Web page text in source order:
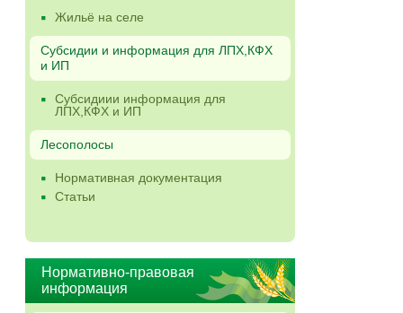
Жильё на селе
Субсидии и информация для ЛПХ,КФХ
и ИП
Субсидиии информация для
ЛПХ,КФХ и ИП
Лесополосы
Нормативная документация
Статьи
Нормативно-правовая
информация